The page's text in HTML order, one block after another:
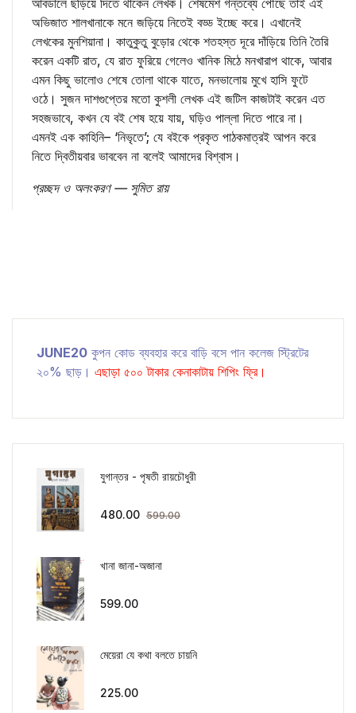
আবডালে ছড়িয়ে দিতে থাকেন লেখক। শেষমেশ গন্তব্যে পৌঁছে তাই এই
অভিজাত শালখানাকে মনে জড়িয়ে নিতেই বড্ড ইচ্ছে করে। এখানেই
লেখকের মুনশিয়ানা। কাতুকুতু বুড়োর থেকে শতহস্ত দূরে দাঁড়িয়ে তিনি তৈরি
করেন একটি রাত, যে রাত ফুরিয়ে গেলেও খানিক মিঠে মনখারাপ থাকে, আবার
এমন কিছু ভালোও শেষে তোলা থাকে যাতে, মনভালোয় মুখে হাসি ফুটে
ওঠে। সুজন দাশগুপ্তের মতো কুশলী লেখক এই জটিল কাজটাই করেন এত
সহজভাবে, কখন যে বই শেষ হয়ে যায়, ঘড়িও পাল্লা দিতে পারে না।
এমনই এক কাহিনি– ‘নিভৃতে’; যে বইকে প্রকৃত পাঠকমাত্রই আপন করে
নিতে দ্বিতীয়বার ভাববেন না বলেই আমাদের বিশ্বাস।
প্রচ্ছদ ও অলংকরণ — সুমিত রায়
JUNE20 কুপন কোড ব্যবহার করে বাড়ি বসে পান কলেজ স্ট্রিটের
২০% ছাড়। এছাড়া ৫০০ টাকার কেনাকাটায় শিপিং ফ্রি।
যুগান্তর - পৃষতী রায়চৌধুরী
480.00 599.00
খানা জানা-অজানা
599.00
মেয়েরা যে কথা বলতে চায়নি
225.00